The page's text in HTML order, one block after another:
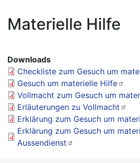
Materielle Hilfe
Downloads
Checkliste zum Gesuch um
Gesuch um materielle Hilfe
Vollmacht zum Gesuch um
Erläuterungen zu Vollmacht
Erklärung zum Gesuch um
Erklärung zum Gesuch um
Aussendienst